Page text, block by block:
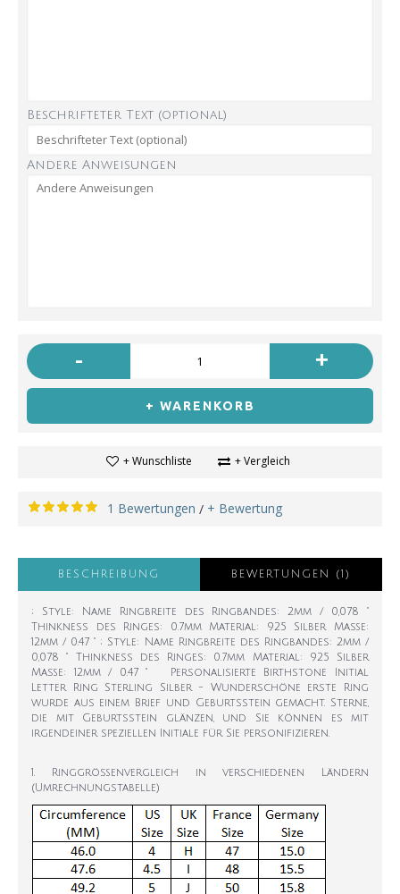
Beschrifteter Text (optional)
Andere Anweisungen
- +
+ WARENKORB
+ Wunschliste + Vergleich
1 Bewertungen / + Bewertung
BESCHREIBUNG BEWERTUNGEN (1)
; Style: Name Ringbreite des Ringbandes: 2mm / 0,078 "
Thinkness des Ringes: 0.7mm Material: 925 Silber Maße:
12mm / 0.47 " ; Style: Name Ringbreite des Ringbandes: 2mm /
0,078 " Thinkness des Ringes: 0.7mm Material: 925 Silber
Maße: 12mm / 0.47 " Personalisierte Birthstone Initial
Letter Ring Sterling Silber - Wunderschöne erste Ring
wurde aus einem Brief und Geburtsstein gemacht. Sterne,
die mit Geburtsstein glänzen, und Sie können es mit
irgendeiner speziellen Initiale für Sie personifizieren.
1. Ringgrößenvergleich in verschiedenen Ländern
(Umrechnungstabelle)